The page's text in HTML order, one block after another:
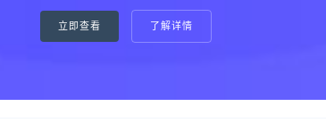
立即查看 了解详情